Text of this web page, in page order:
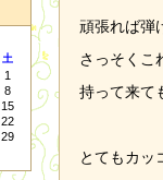
頑張れば弾
さっそくこ
持って来て
とてもカッ
土
1
8
15
22
29